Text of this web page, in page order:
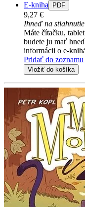
E-kniha PDF
9,27 €
Ihneď na stiahnutie
Máte čítačku,
budete ju mať
informácii o e-
Pridať do zoznamu
Vložiť do košíka